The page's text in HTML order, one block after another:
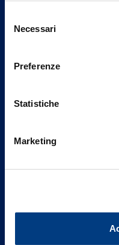
può trovare nel footer
delNecessari
Preferenze
Statistiche
Marketing
Contattaci
Vittoria Assicurazioni
20149 Milano